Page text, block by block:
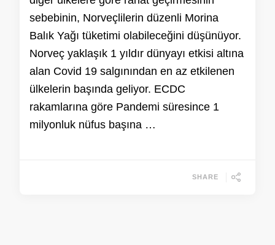
sebebinin, Norveçlilerin düzenli Morina
Balık Yağı tüketimi olabileceğini düşünüyor.
Norveç yaklaşık 1 yıldır dünyayı etkisi altına
alan Covid 19 salgınından en az etkilenen
ülkelerin başında geliyor. ECDC
rakamlarına göre Pandemi süresince 1
milyonluk nüfus başına …
SHARE